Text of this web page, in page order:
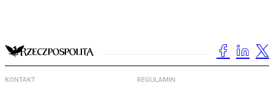
KONTAKT REGULAMIN